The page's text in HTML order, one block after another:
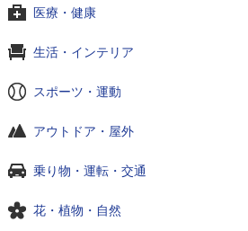
医療・健康
生活・インテリア
スポーツ・運動
アウトドア・屋外
乗り物・運転・交通
花・植物・自然